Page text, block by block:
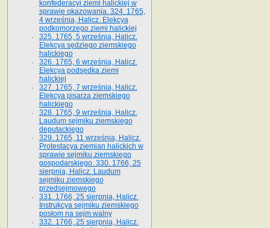
konfederacyi ziemi halickiej w
sprawie okazowania. 324. 1765,
4 września, Halicz. Elekcya
podkomorzego ziemi halickiej
325. 1765, 5 września, Halicz.
Elekcya sędziego ziemskiego
halickiego
326. 1765, 6 września, Halicz.
Elekcya podsędka ziemi
halickiej
327. 1765, 7 września, Halicz.
Elekcya pisarza ziemskiego
halickiego
328. 1765, 9 września, Halicz.
Laudum sejmiku ziemskiego
deputackiego
329. 1765, 11 września, Halicz.
Protestacya ziemian halickich w
sprawie sejmiku ziemskiego
gospodarskiego. 330. 1766, 25
sierpnia, Halicz. Laudum
sejmiku ziemskiego
przedsejmowego
331. 1766, 25 sierpnia, Halicz.
Instrukcya sejmiku ziemskiego
posłom na sejm walny
332. 1766, 25 sierpnia, Halicz.